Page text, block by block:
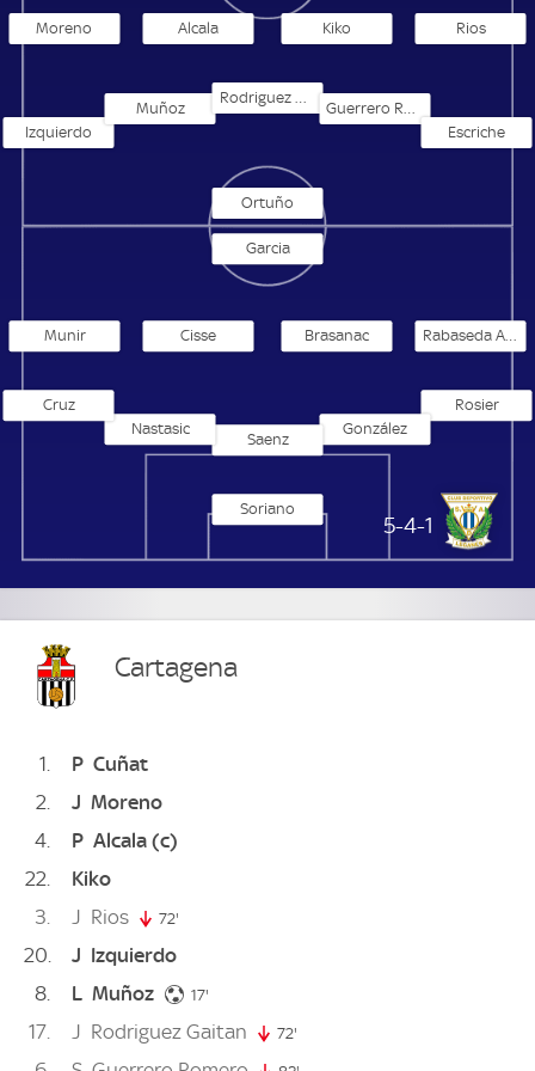
Moreno Alcala Kiko Rios
Izquierdo
Muñoz
Rodriguez Gaitan
Escriche
Ortuño
CD Leganes
5-4-1
Soriano
Rosier
González
Saenz
Nastasic
Cruz
Rabaseda Antolin
Brasanac
Cisse
Munir
Garcia
Cartagena
1 P Cuñat
2
J Moreno
4
P Alcala (c)
22
Kiko
3
J Rios 72'
20 J Izquierdo
8
L Muñoz 17'
17 J Rodriguez Gaitan 72'